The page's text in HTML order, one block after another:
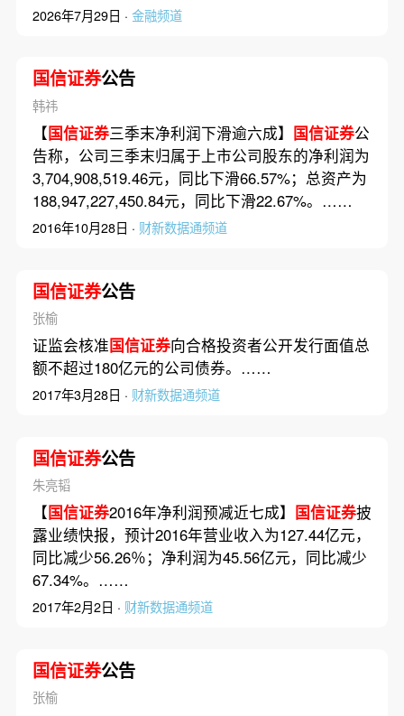
2026年7月29日 · 金融频道
国信证券公告
韩祎
【国信证券三季末净利润下滑逾六成】 国信证券公
告称，公司三季末归属于上市公司股东的净利润为
3,704,908,519.46元，同比下滑66.57%；总资产为
188,947,227,450.84元，同比下滑22.67%。……
2016年10月28日 · 财新数据通频道
国信证券公告
张榆
证监会核准国信证券向合格投资者公开发行面值总
额不超过180亿元的公司债券。……
2017年3月28日 · 财新数据通频道
国信证券公告
朱亮韬
【国信证券2016年净利润预减近七成】 国信证券披
露业绩快报，预计2016年营业收入为127.44亿元，
同比减少56.26％；净利润为45.56亿元，同比减少
67.34%。……
2017年2月2日 · 财新数据通频道
国信证券公告
张榆